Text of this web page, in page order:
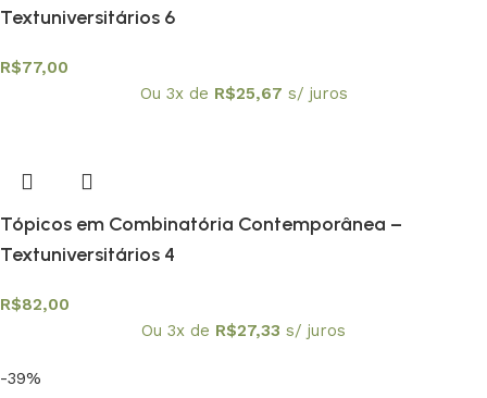
Textuniversitários 6
R$77,00
Ou 3x de R$25,67 s/ juros
Tópicos em Combinatória Contemporânea –
Textuniversitários 4
R$82,00
Ou 3x de R$27,33 s/ juros
-39%